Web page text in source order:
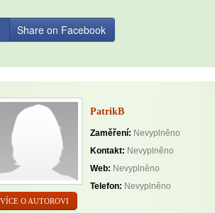
Share on Facebook
VÍCE O AUTOROVI
PatrikB
Zaměření: Nevyplněno
Kontakt: Nevyplněno
Web: Nevyplněno
Telefon: Nevyplněno